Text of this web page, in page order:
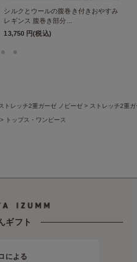
シルクとウールの腹巻き付きおやすみ
レギンス 腹巻き部分...
13,750 円(税込)
トレッチ2重ガーゼ ノビーゼ ストレッチ2重ガ
トップス・ワンピース
ギフト
による